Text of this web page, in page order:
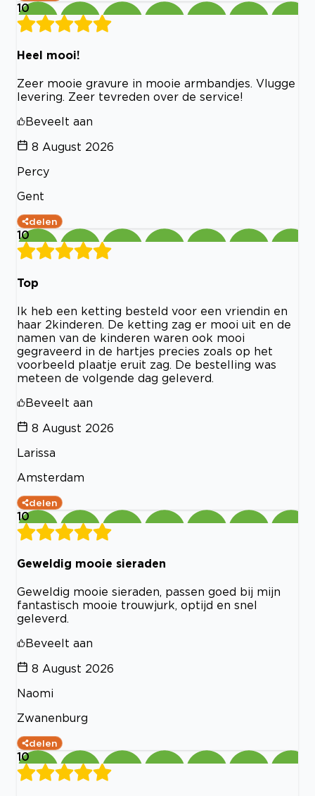
10
Heel mooi!
Zeer mooie gravure in mooie armbandjes. Vlugge
levering. Zeer tevreden over de service!
Beveelt aan
8 August 2026
Percy
Gent
delen
10
Top
Ik heb een ketting besteld voor een vriendin en
haar 2kinderen. De ketting zag er mooi uit en de
namen van de kinderen waren ook mooi
gegraveerd in de hartjes precies zoals op het
voorbeeld plaatje eruit zag. De bestelling was
meteen de volgende dag geleverd.
Beveelt aan
8 August 2026
Larissa
Amsterdam
delen
10
Geweldig mooie sieraden
Geweldig mooie sieraden, passen goed bij mijn
fantastisch mooie trouwjurk, optijd en snel
geleverd.
Beveelt aan
8 August 2026
Naomi
Zwanenburg
delen
10